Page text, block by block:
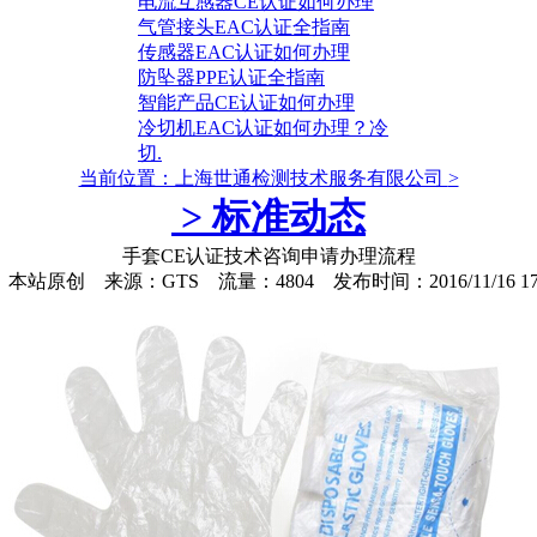
气管接头EAC认证全指南
传感器EAC认证如何办理
防坠器PPE认证全指南
智能产品CE认证如何办理
冷切机EAC认证如何办理？冷
切.
当前位置：上海世通检测技术服务有限公司 >
>标准动态
手套CE认证技术咨询申请办理流程
本站原创 来源：GTS 流量：4804 发布时间：2016/11/16